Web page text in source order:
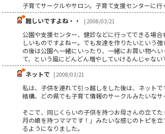
子育てサークルやサロン。子育て支援センターに行
難しいですよね・・
| 2008/03/21
公園や支援センター、健診などに行ってできる場
しいものですよねー。でも友達を作りたいという
の後は公園へ一緒にいったり、一緒にお買い物へ
て、という風にどんどん増やしていけるんじゃない
ネットで | 2008/03/21
私は、子供を連れて引っ越しをした後は、ネットで
結構、どの県でも子育て情報のサークルみたいなサ
そこで、同じくらいの子供を持つお母さんの立て
月の娘を持つママです！」みたいな感じのトピを
るようになりました。